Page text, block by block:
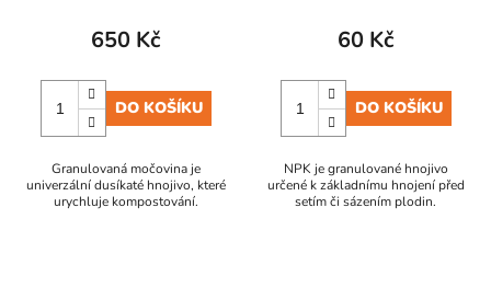
650 Kč
DO KOŠÍKU
Granulovaná močovina je
univerzální dusíkaté hnojivo, které
urychluje kompostování.
60 Kč
DO KOŠÍKU
NPK je granulované hnojivo
určené k základnímu hnojení před
setím či sázením plodin.